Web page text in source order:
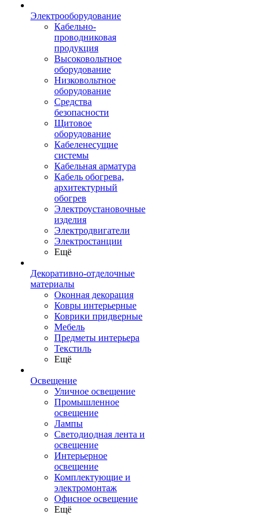
Электрооборудование
Кабельно-
проводниковая
продукция
Высоковольтное
оборудование
Низковольтное
оборудование
Средства
безопасности
Щитовое
оборудование
Кабеленесущие
системы
Кабельная арматура
Кабель обогрева,
архитектурный
обогрев
Электроустановочные
изделия
Электродвигатели
Электростанции
Ещё
Декоративно-отделочные
материалы
Оконная декорация
Ковры интерьерные
Коврики придверные
Мебель
Предметы интерьера
Текстиль
Ещё
Освещение
Уличное освещение
Промышленное
освещение
Лампы
Светодиодная лента и
освещение
Интерьерное
освещение
Комплектующие и
электромонтаж
Офисное освещение
Ещё